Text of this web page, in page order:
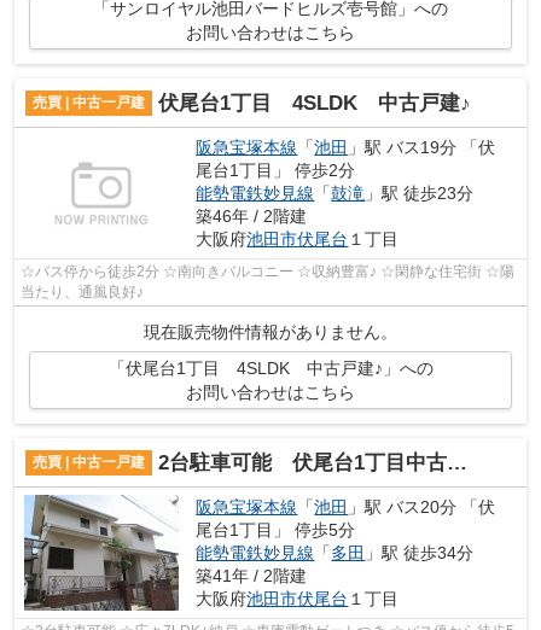
「サンロイヤル池田バードヒルズ壱号館」への
お問い合わせはこちら
売買 | 中古一戸建 伏尾台1丁目 4SLDK 中古戸建♪
阪急宝塚本線 「池田 」駅 バス19分 「伏
尾台1丁目」 停歩2分
能勢電鉄妙見線 「鼓滝 」駅 徒歩23分
築46年 / 2階建
大阪府池田市伏尾台 １丁目
☆バス停から徒歩2分 ☆南向きバルコニー ☆収納豊富♪ ☆閑静な住宅街 ☆陽
当たり、通風良好♪
現在販売物件情報がありません。
「伏尾台1丁目 4SLDK 中古戸建♪」への
お問い合わせはこちら
売買 | 中古一戸建 2台駐車可能 伏尾台1丁目中古戸建
阪急宝塚本線 「池田 」駅 バス20分 「伏
尾台1丁目」 停歩5分
能勢電鉄妙見線 「多田 」駅 徒歩34分
築41年 / 2階建
大阪府池田市伏尾台 １丁目